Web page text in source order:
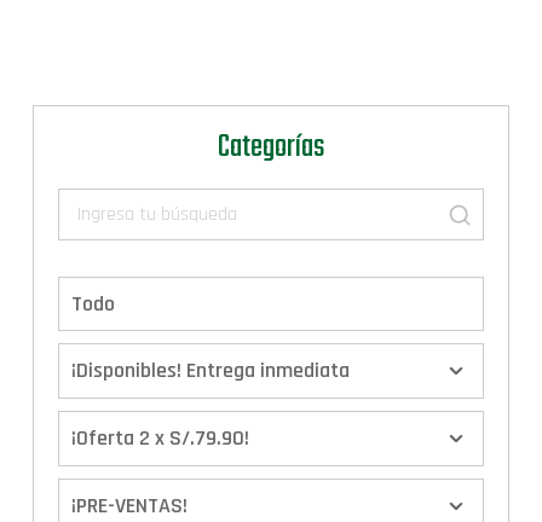
Categorías
Todo
¡Disponibles! Entrega inmediata
¡Oferta 2 x S/.79.90!
¡PRE-VENTAS!